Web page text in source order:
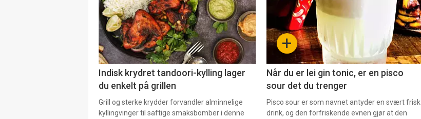
Indisk krydret tandoori-kylling lager
du enkelt på grillen
Grill og sterke krydder forvandler alminnelige
kyllingvinger til saftige smaksbomber i denne
nå
-
+
Når du er lei gin tonic, er en pisco
sour det du trenger
Pisco sour er som navnet antyder en svært frisk
drink, og den forfriskende evnen gjør at den